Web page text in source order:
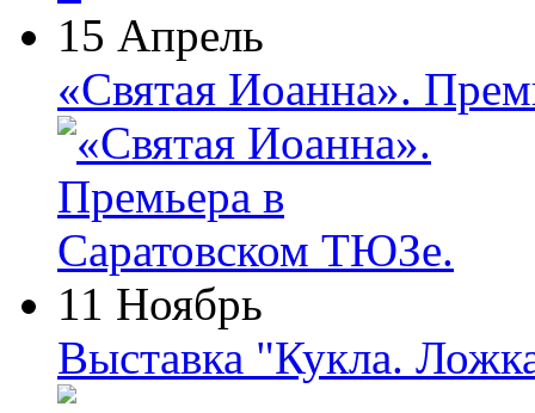
15 Апрель
«Святая Иоанна».
11 Ноябрь
Выставка "Кукла.